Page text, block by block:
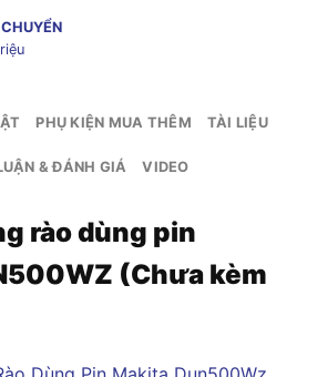
PHỤ KIỆN MUA THÊM TÀI LIỆU
& ĐÁNH GIÁ VIDEO
rào dùng pin
(Chưa kèm